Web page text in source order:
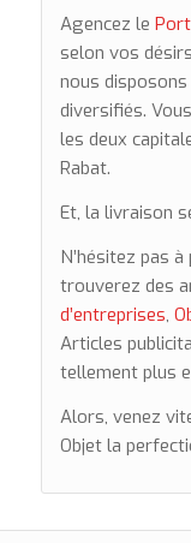
Agencez le
selon vos
nous disposons
diversifiés.
les deux
Rabat.
Et, la livraison
N’hésitez pas
trouverez des
d’entreprises,
Articles
tellement plus
Alors, venez
Objet la